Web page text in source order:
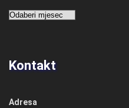
Arhiva
Kontakt
Adresa